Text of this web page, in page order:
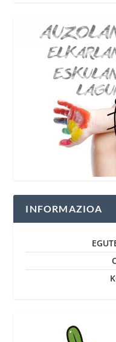
INFORMAZIOA